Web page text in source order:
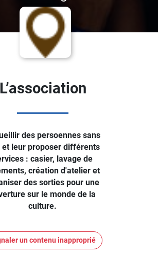
L’association
des persoennes sans
et leur proposer différents
: casier, lavage de
création d'atelier et
des sorties pour une
sur le monde de la
culture.
un contenu inapproprié